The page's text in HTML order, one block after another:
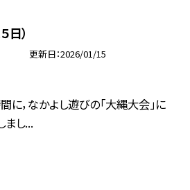
日）
更新日 2026/01/15
に，なかよし遊びの「大縄大会」に
まし...